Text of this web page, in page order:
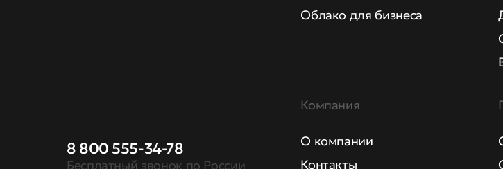
8 800 555-34-78
Бесплатный звонок по России
Облако для бизнеса
Компания
О компании
Контакты